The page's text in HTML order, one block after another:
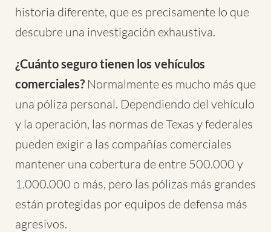
historia diferente, que es precisamente lo que
descubre una investigación exhaustiva.
¿Cuánto seguro tienen los vehículos
comerciales? Normalmente es mucho más que
una póliza personal. Dependiendo del vehículo
y la operación, las normas de Texas y federales
pueden exigir a las compañías comerciales
mantener una cobertura de entre 500.000 y
1.000.000 o más, pero las pólizas más grandes
están protegidas por equipos de defensa más
agresivos.